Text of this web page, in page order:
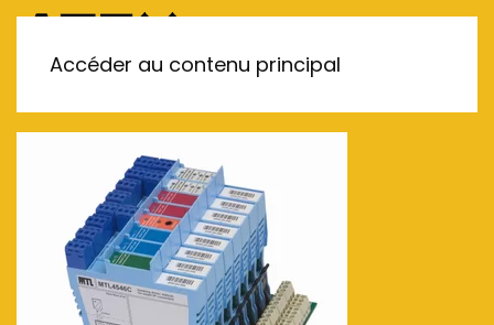
Accéder au contenu principal